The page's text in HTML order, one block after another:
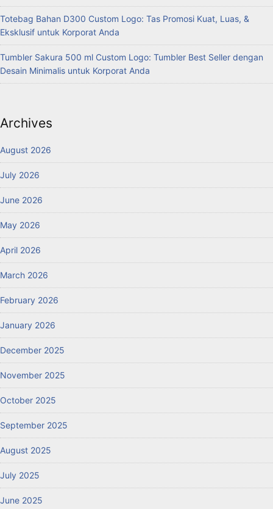
Totebag Bahan D300 Custom Logo: Tas Promosi Kuat, Luas, &
Eksklusif untuk Korporat Anda
Tumbler Sakura 500 ml Custom Logo: Tumbler Best Seller dengan
Desain Minimalis untuk Korporat Anda
Archives
August 2026
July 2026
June 2026
May 2026
April 2026
March 2026
February 2026
January 2026
December 2025
November 2025
October 2025
September 2025
August 2025
July 2025
June 2025